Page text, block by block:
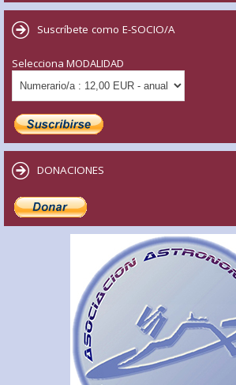
Suscríbete como E-SOCIO/A
Selecciona MODALIDAD
DONACIONES